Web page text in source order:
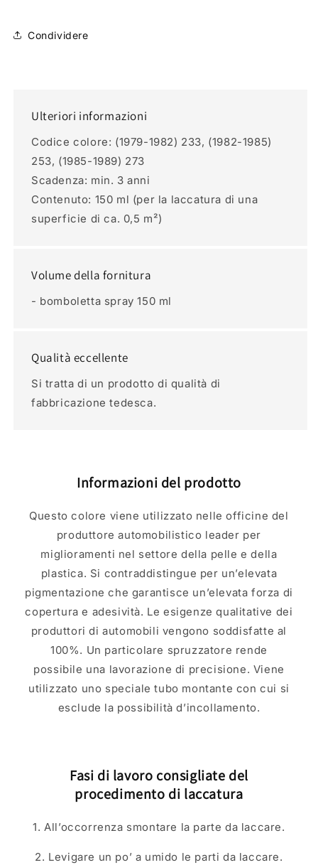
Condividere
Ulteriori informazioni
Codice colore: (1979-1982) 233, (1982-1985)
253, (1985-1989) 273
Scadenza: min. 3 anni
Contenuto: 150 ml (per la laccatura di una
superficie di ca. 0,5 m²)
Volume della fornitura
- bomboletta spray 150 ml
Qualità eccellente
Si tratta di un prodotto di qualità di
fabbricazione tedesca.
Informazioni del prodotto
Questo colore viene utilizzato nelle officine del
produttore automobilistico leader per
miglioramenti nel settore della pelle e della
plastica. Si contraddistingue per un’elevata
pigmentazione che garantisce un’elevata forza di
copertura e adesività. Le esigenze qualitative dei
produttori di automobili vengono soddisfatte al
100%. Un particolare spruzzatore rende
possibile una lavorazione di precisione. Viene
utilizzato uno speciale tubo montante con cui si
esclude la possibilità d’incollamento.
Fasi di lavoro consigliate del
procedimento di laccatura
1. All’occorrenza smontare la parte da laccare.
2. Levigare un po’ a umido le parti da laccare.